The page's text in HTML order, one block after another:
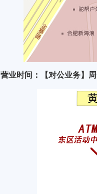
营业时间：【对公业务】